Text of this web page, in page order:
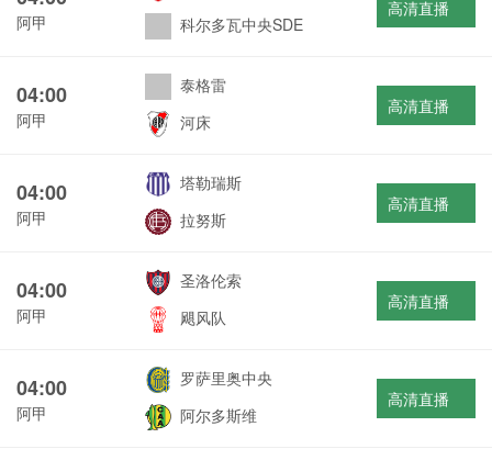
阿甲
科尔多瓦中央SDE
高清直播
04:00
阿甲
泰格雷
河床
高清直播
04:00
阿甲
塔勒瑞斯
拉努斯
高清直播
04:00
阿甲
圣洛伦索
飓风队
高清直播
04:00
阿甲
罗萨里奥中央
阿尔多斯维
高清直播